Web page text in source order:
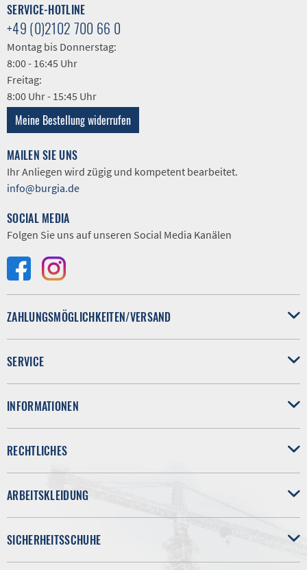
SERVICE-HOTLINE
+49 (0)2102 700 66 0
Montag bis Donnerstag:
8:00 - 16:45 Uhr
Freitag:
8:00 Uhr - 15:45 Uhr
Meine Bestellung widerrufen
MAILEN SIE UNS
Ihr Anliegen wird zügig und kompetent bearbeitet.
info@burgia.de
SOCIAL MEDIA
Folgen Sie uns auf unseren Social Media Kanälen
ZAHLUNGSMÖGLICHKEITEN/VERSAND
SERVICE
INFORMATIONEN
RECHTLICHES
ARBEITSKLEIDUNG
SICHERHEITSSCHUHE